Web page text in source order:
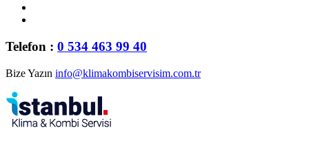
Telefon : 0 534 463 99 40
Bize Yazın info@klimakombiservisim.com.tr